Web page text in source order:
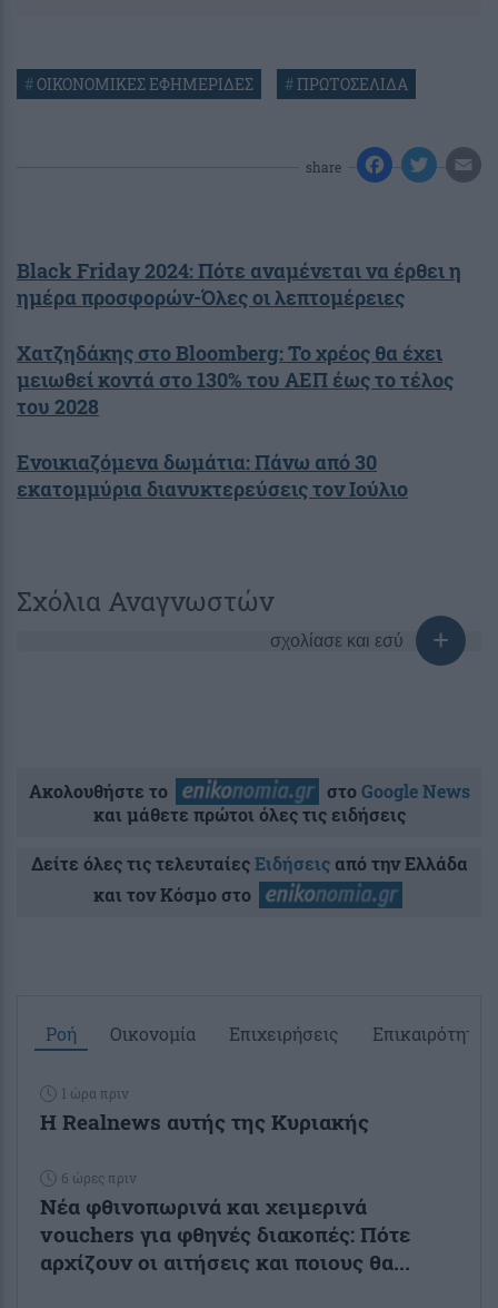
#ΟΙΚΟΝΟΜΙΚΕΣ ΕΦΗΜΕΡΙΔΕΣ #ΠΡΩΤΟΣΕΛΙΔΑ
share
Black Friday 2024: Πότε αναμένεται να έρθει η
ημέρα προσφορών-Όλες οι λεπτομέρειες
Χατζηδάκης στο Bloomberg: Το χρέος θα έχει
μειωθεί κοντά στο 130% του ΑΕΠ έως το τέλος
του 2028
Ενοικιαζόμενα δωμάτια: Πάνω από 30
εκατομμύρια διανυκτερεύσεις τον Ιούλιο
Σχόλια Αναγνωστών
σχολίασε και εσύ
Ακολουθήστε το στοGoogle News
και μάθετε πρώτοι όλες τις ειδήσεις
Δείτε όλες τις τελευταίεςΕιδήσειςαπό την Ελλάδα
και τον Κόσμο στο
Ροή Οικονομία Επιχειρήσεις Επικαιρότητα
1 ώρα πριν
Η Realnews αυτής της Κυριακής
6 ώρες πριν
Νέα φθινοπωρινά και χειμερινά
vouchers για φθηνές διακοπές: Πότε
αρχίζουν οι αιτήσεις και ποιους θα...